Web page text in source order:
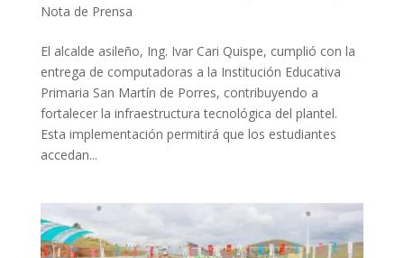
Nota de Prensa
El alcalde asileño, Ing. Ivar Cari Quispe, cumplió con la
entrega de computadoras a la Institución Educativa
Primaria San Martín de Porres, contribuyendo a
fortalecer la infraestructura tecnológica del plantel.
Esta implementación permitirá que los estudiantes
accedan...